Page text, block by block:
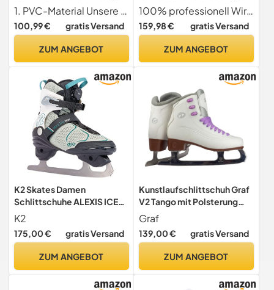
und fortgeschrittene
Skater Eiskunstlauf Schuhe
professionelle
vorgeschliffen Eiskunstlauf
warme (Größe: 31-42)
1. PVC-Material Unsere Eiskunstlaufschuhe bestehen aus PVC-Material, das nicht nur eine hervorragende Verschleißfestigkeit bietet, sondern auch die Leichtigkeit und Flexibilität der Schuhe gewährleistet
100,99 € gratis Versand
ZUM ANGEBOT
lila Eiskunstlauf, Tanzrock
mit Handschuhen, Purpur, L
100% professionell Wir sind ein professioneller Hersteller von Skatingwear mit 11 Jahren Erfahrung. Die Strasssteine werden einzeln auf die Kleidung geklebt. Wenn Sie eine dringende Bestellung benötigen, lassen Sie es uns bitte wissen.
159,98 € gratis Versand
ZUM ANGEBOT
K2 Skates Damen
Schlittschuhe ALEXIS ICE
BOA FB , gray - blue,
25G0910.1.1.085
K2
175,00 € gratis Versand
ZUM ANGEBOT
Kunstlaufschlittschuh Graf
V2 Tango mit Polsterung
Kunstlauf Schlittschuh mit
Zacken Weiß (39)
Graf
139,00 € gratis Versand
ZUM ANGEBOT